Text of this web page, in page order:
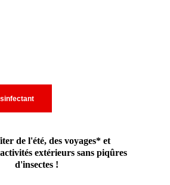
de l'été, des voyages* et
extérieurs sans piqûres
d'insectes !